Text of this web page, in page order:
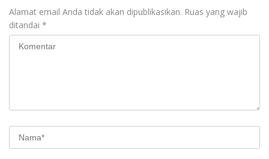
Alamat email Anda tidak akan dipublikasikan. Ruas yang wajib
ditandai *